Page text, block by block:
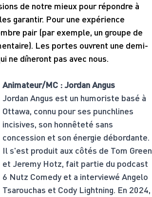
de notre mieux pour répondre à
garantir. Pour une expérience
pair (par exemple, un groupe de
Les portes ouvrent une demi-
ne dîneront pas avec nous.
Animateur/MC : Jordan Angus
Jordan Angus est un humoriste basé à
Ottawa, connu pour ses punchlines
incisives, son honnêteté sans
concession et son énergie débordante.
Il s'est produit aux côtés de Tom Green
et Jeremy Hotz, fait partie du podcast
6 Nutz Comedy et a interviewé Angelo
Tsarouchas et Cody Lightning. En 2024,